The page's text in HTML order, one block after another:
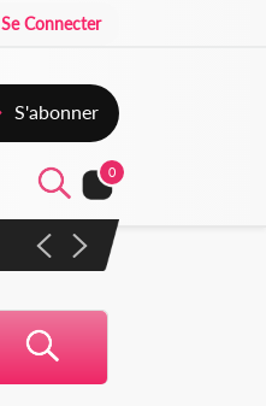
Se Connecter
S'abonner
0